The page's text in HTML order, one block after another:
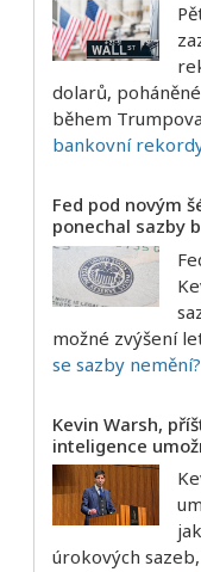
dolarů,
během
bankovní
Fed pod novým
ponechal sazby
možné zvýšení
se sazby nemění?
Kevin Warsh,
inteligence
úrokových